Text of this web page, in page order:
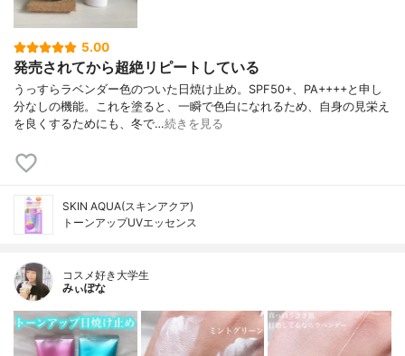
5.00
発売されてから超絶リピートしている
うっすらラベンダー色のついた日焼け止め。SPF50+、PA++++と申し
分なしの機能。これを塗ると、一瞬で色白になれるため、自身の見栄え
を良くするためにも、冬で…続きを見る
SKIN AQUA(スキンアクア)
トーンアップUVエッセンス
コスメ好き大学生
みぃぽな